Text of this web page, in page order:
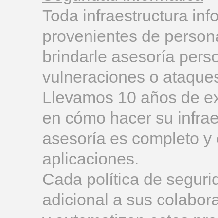
Toda infraestructura
provenientes de
brindarle asesoría
vulneraciones o
Llevamos 10 años de
en cómo hacer su
asesoría es completo
aplicaciones.
Cada política de
adicional a sus